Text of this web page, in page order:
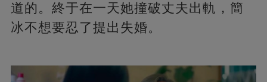
道的。終于在一天她撞破丈夫出軌，簡
冰不想要忍了提出失婚。